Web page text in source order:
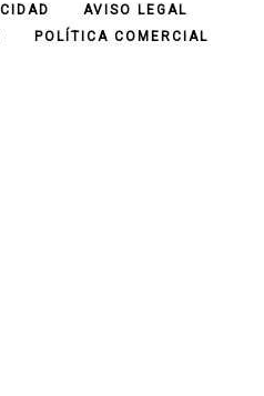
AVISO LEGAL
POLÍTICA COMERCIAL